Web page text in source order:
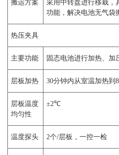
搬运方案
采用中转盘进行移栽
功能，解决电池无气袋
热压夹具
主要功能 固态电池进行加热、加
层板加热 30分钟内从室温加热到
层板温度
均匀性
±2℃
温度探头 2个/层板，一控一检